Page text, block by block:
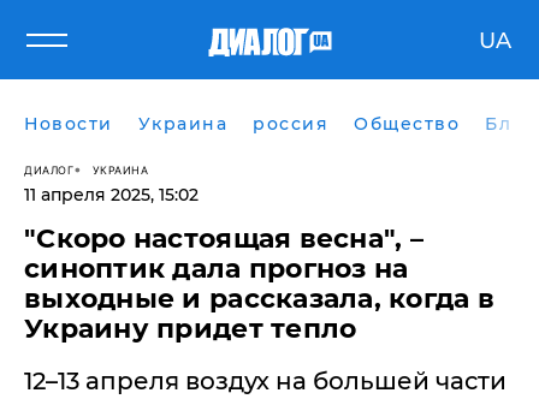
UA
Новости Украина россия Общество
ДИАЛОГ УКРАИНА
11 апреля 2025, 15:02
"Скоро настоящая весна", –
синоптик дала прогноз на
выходные и рассказала, когда в
Украину придет тепло
12–13 апреля воздух на большей части